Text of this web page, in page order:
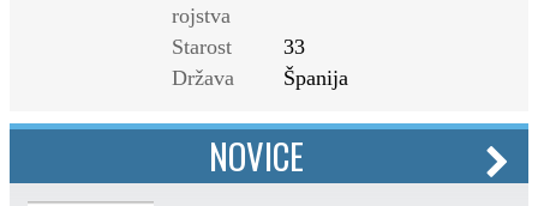
rojstva
Starost
33
Država
Španija
NOVICE